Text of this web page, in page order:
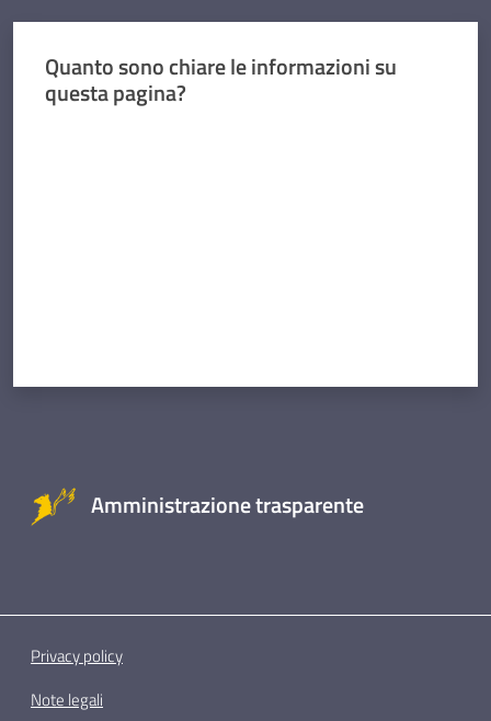
Quanto sono chiare le informazioni su
questa pagina?
Amministrazione trasparente
Privacy policy
Note legali